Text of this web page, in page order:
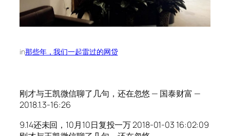
in那些年，我们一起雷过的网贷
刚才与王凯微信聊了几句，还在忽悠 — 国泰财富 —
2018.1.3-16:26
9.14还未回，10月10日复投一万 2018-01-03 16:02:09